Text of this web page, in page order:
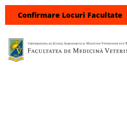
Confirmare Locuri Facultate
sediul facultății pentru